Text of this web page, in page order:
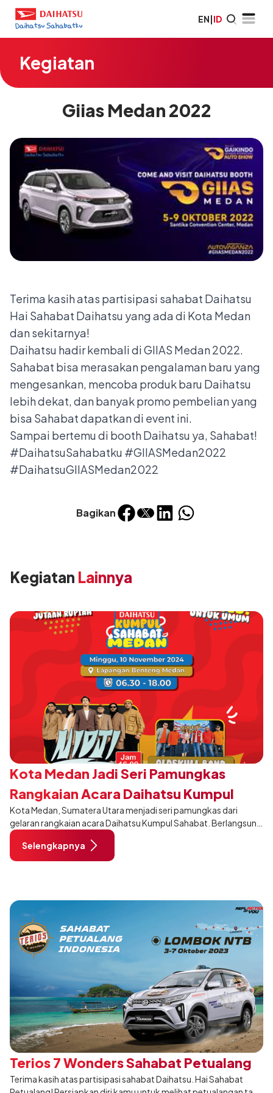
EN|ID
Kegiatan
Bagikan
Giias Medan 2022
Terima kasih atas partisipasi sahabat Daihatsu
Hai Sahabat Daihatsu yang ada di Kota Medan
dan sekitarnya!
Daihatsu hadir kembali di GIIAS Medan 2022.
Sahabat bisa merasakan pengalaman baru yang
mengesankan, mencoba produk baru Daihatsu
lebih dekat, dan banyak promo pembelian yang
bisa Sahabat dapatkan di event ini.
Sampai bertemu di booth Daihatsu ya, Sahabat!
#DaihatsuSahabatku #GIIASMedan2022
#DaihatsuGIIASMedan2022
Kegiatan Lainnya
Kota Medan Jadi Seri Pamungkas
Rangkaian Acara Daihatsu Kumpul
Sahabat 2024
Kota Medan, Sumatera Utara menjadi seri pamungkas dari
gelaran rangkaian acara Daihatsu Kumpul Sahabat. Berlangsung
pada 10 November 2024 pukul 06:30–18:00 WIB, di Lapangan
Benteng Medan.
Selengkapnya
Terios 7 Wonders Sahabat Petualang
Terima kasih atas partisipasi sahabat Daihatsu. Hai Sahabat